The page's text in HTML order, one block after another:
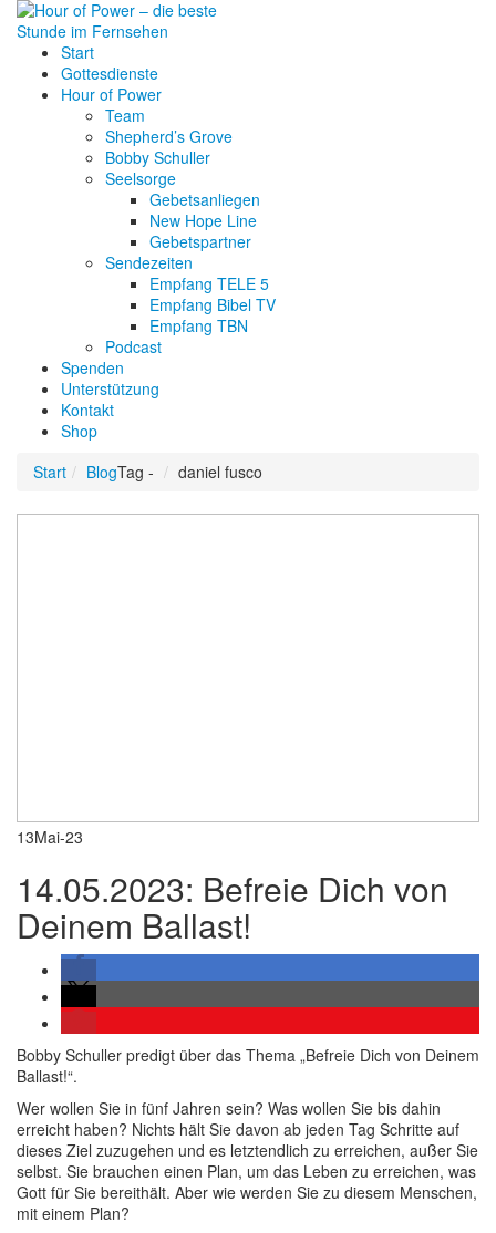
Start
Gottesdienste
Hour of Power
Team
Shepherd’s Grove
Bobby Schuller
Seelsorge
Gebetsanliegen
New Hope Line
Gebetspartner
Sendezeiten
Empfang TELE 5
Empfang Bibel TV
Empfang TBN
Podcast
Spenden
Unterstützung
Kontakt
Shop
Start
BlogTag - daniel fusco
13Mai-23
14.05.2023: Befreie Dich von
Deinem Ballast!
Bobby Schuller predigt über das Thema „Befreie Dich von Deinem
Ballast!“.
Wer wollen Sie in fünf Jahren sein? Was wollen Sie bis dahin
erreicht haben? Nichts hält Sie davon ab jeden Tag Schritte auf
dieses Ziel zuzugehen und es letztendlich zu erreichen, außer Sie
selbst. Sie brauchen einen Plan, um das Leben zu erreichen, was
Gott für Sie bereithält. Aber wie werden Sie zu diesem Menschen,
mit einem Plan?